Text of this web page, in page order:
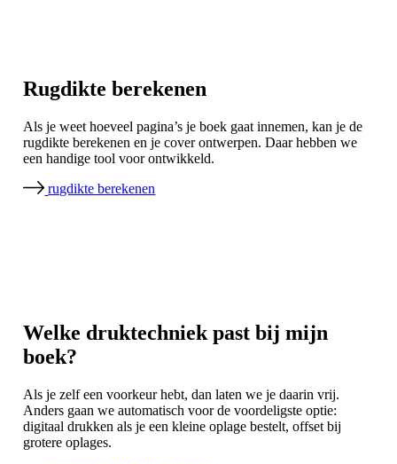
Rugdikte berekenen
Als je weet hoeveel pagina’s je boek gaat innemen, kan je de
rugdikte berekenen en je cover ontwerpen. Daar hebben we
een handige tool voor ontwikkeld.
rugdikte berekenen
Welke druktechniek past bij mijn
boek?
Als je zelf een voorkeur hebt, dan laten we je daarin vrij.
Anders gaan we automatisch voor de voordeligste optie:
digitaal drukken als je een kleine oplage bestelt, offset bij
grotere oplages.